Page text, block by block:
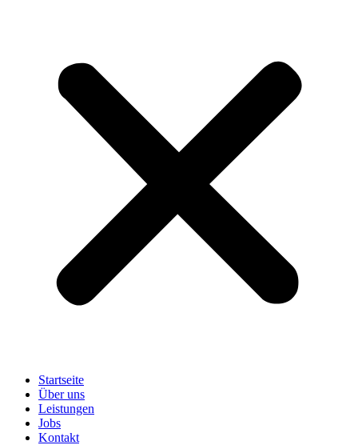
Startseite
Über uns
Leistungen
Jobs
Kontakt